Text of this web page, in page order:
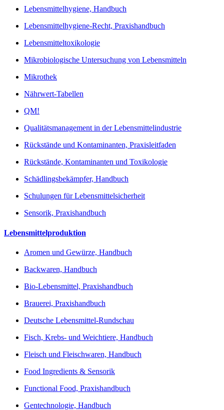
Lebensmittelhygiene, Handbuch
Lebensmittelhygiene-Recht, Praxishandbuch
Lebensmitteltoxikologie
Mikrobiologische Untersuchung von Lebensmitteln
Mikrothek
Nährwert-Tabellen
QM!
Qualitätsmanagement in der Lebensmittelindustrie
Rückstände und Kontaminanten, Praxisleitfaden
Rückstände, Kontaminanten und Toxikologie
Schädlingsbekämpfer, Handbuch
Schulungen für Lebensmittelsicherheit
Sensorik, Praxishandbuch
Lebensmittelproduktion
Aromen und Gewürze, Handbuch
Backwaren, Handbuch
Bio-Lebensmittel, Praxishandbuch
Brauerei, Praxishandbuch
Deutsche Lebensmittel-Rundschau
Fisch, Krebs- und Weichtiere, Handbuch
Fleisch und Fleischwaren, Handbuch
Food Ingredients & Sensorik
Functional Food, Praxishandbuch
Gentechnologie, Handbuch